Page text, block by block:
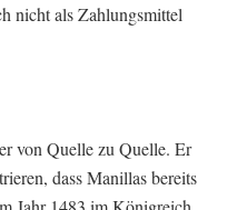
nicht als Zahlungsmittel
von Quelle zu Quelle. Er
dass Manillas bereits